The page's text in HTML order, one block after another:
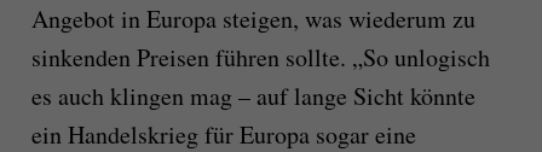
Angebot in Europa steigen, was wiederum zu
sinkenden Preisen führen sollte. „So unlogisch
es auch klingen mag – auf lange Sicht könnte
ein Handelskrieg für Europa sogar eine